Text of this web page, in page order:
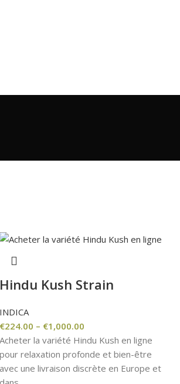
Hindu Kush Strain
INDICA
€224.00 – €1,000.00
Acheter la variété Hindu Kush en ligne
pour relaxation profonde et bien-être
avec une livraison discrète en Europe et